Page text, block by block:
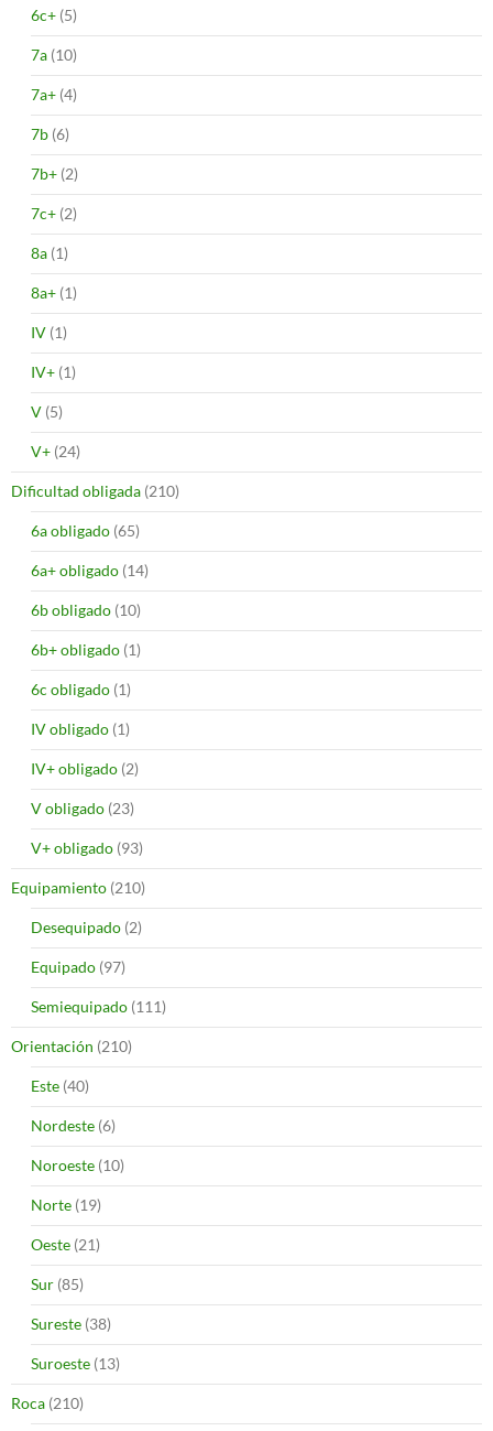
6c+ (5)
7a (10)
7a+ (4)
7b (6)
7b+ (2)
7c+ (2)
8a (1)
8a+ (1)
IV (1)
IV+ (1)
V (5)
V+ (24)
Dificultad obligada (210)
6a obligado (65)
6a+ obligado (14)
6b obligado (10)
6b+ obligado (1)
6c obligado (1)
IV obligado (1)
IV+ obligado (2)
V obligado (23)
V+ obligado (93)
Equipamiento (210)
Desequipado (2)
Equipado (97)
Semiequipado (111)
Orientación (210)
Este (40)
Nordeste (6)
Noroeste (10)
Norte (19)
Oeste (21)
Sur (85)
Sureste (38)
Suroeste (13)
Roca (210)